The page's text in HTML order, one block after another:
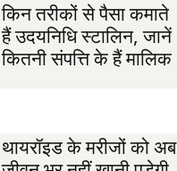
किन तरीकों से पैसा कमाते
हैं उदयनिधि स्टालिन, जानें
कितनी संपत्ति के हैं मालिक
थायरॉइड के मरीजों को अब